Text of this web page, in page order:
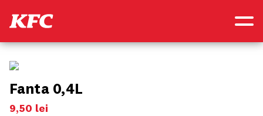
Fanta 0,4L
9,50 lei